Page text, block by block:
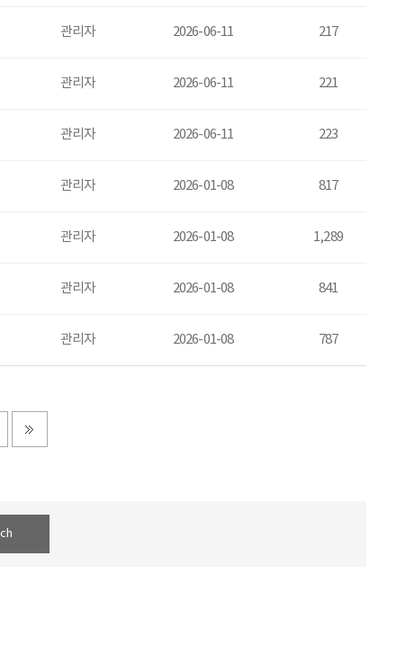
관리자 2026-06-11 217
관리자 2026-06-11 221
관리자 2026-06-11 223
관리자 2026-01-08 817
관리자 2026-01-08 1,289
관리자 2026-01-08 841
관리자 2026-01-08 787